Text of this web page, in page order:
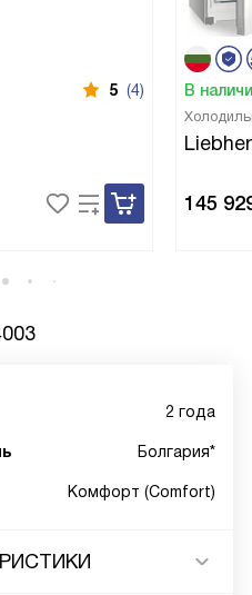
5 (4) В
145
2 года
Болгария*
Комфорт (Comfort)